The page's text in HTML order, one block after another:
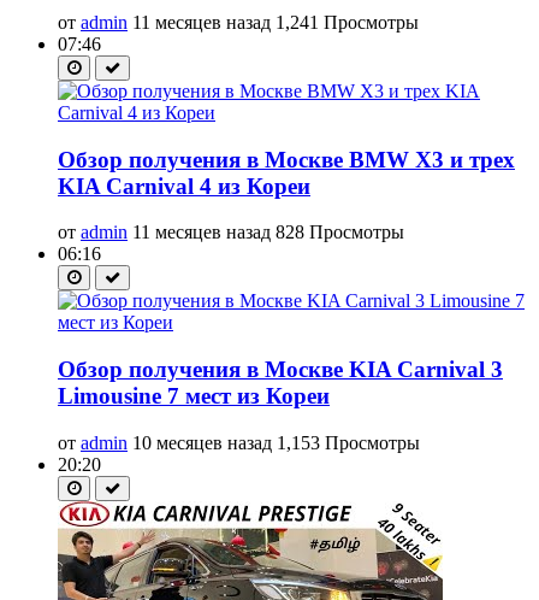
от admin 11 месяцев назад 1,241 Просмотры
07:46
Обзор получения в Москве BMW X3 и трех
KIA Carnival 4 из Кореи
от admin 11 месяцев назад 828 Просмотры
06:16
Обзор получения в Москве KIA Carnival 3
Limousine 7 мест из Кореи
от admin 10 месяцев назад 1,153 Просмотры
20:20